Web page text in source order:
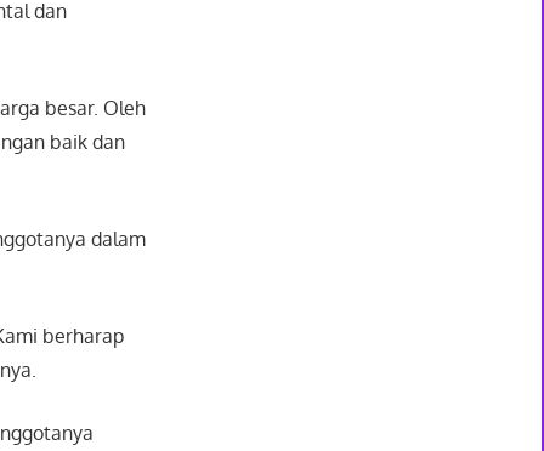
dan
besar. Oleh
baik dan
dalam
berharap